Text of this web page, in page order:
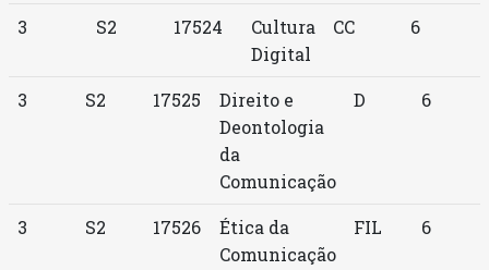
3 S2 17524
Cultura
Digital
CC 6
3 S2 17525
Direito e
Deontologia
da
Comunicação
D 6
3 S2 17526
Ética da
Comunicação
FIL 6